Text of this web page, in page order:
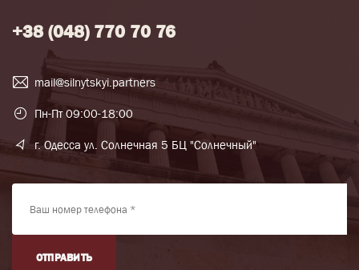
+38 (048) 770 70 76
mail@silnytskyi.partners
Пн-Пт 09:00-18:00
г. Одесса ул. Солнечная 5 БЦ "Солнечный"
ОТПРАВИТЬ